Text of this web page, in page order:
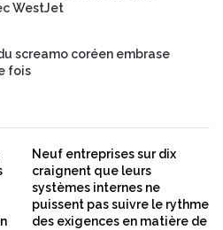
WestJet
screamo coréen embrase
fois
Neuf entreprises sur dix
craignent que leurs
systèmes internes ne
puissent pas suivre le rythme
des exigences en matière de